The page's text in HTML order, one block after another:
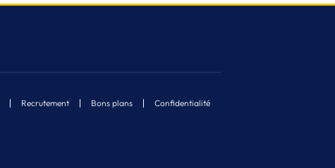
Recrutement Bons plans Confidentialité